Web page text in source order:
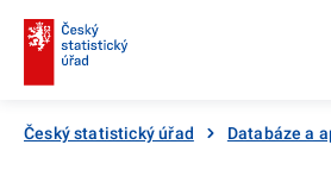
Český statistický úřad Databáze a